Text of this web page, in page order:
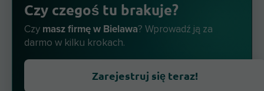
Czy czegoś tu brakuje?
Czy masz firmę w Bielawa? Wprowadź ją za
darmo w kilku krokach.
Zarejestruj się teraz!